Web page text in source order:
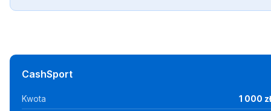
CashSport
Kwota 1 000 zł